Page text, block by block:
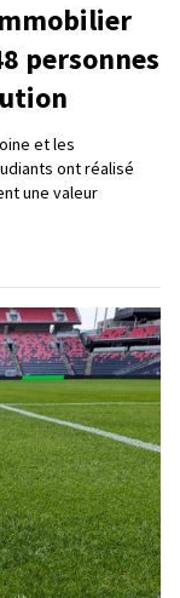
personnes
et les
ont réalisé
une valeur